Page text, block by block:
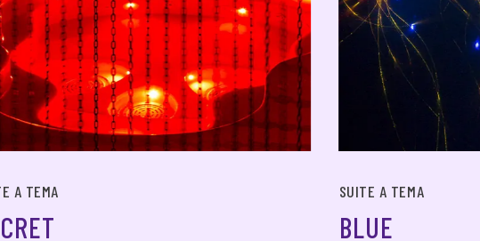
A TEMA SUITE A TEMA
BLUE